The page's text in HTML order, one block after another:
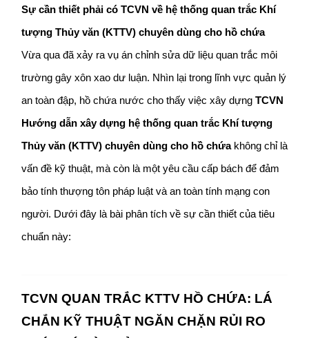
Sự cần thiết phải có TCVN về hệ thống quan trắc Khí
tượng Thủy văn (KTTV) chuyên dùng cho hồ chứa
Vừa qua đã xảy ra vụ án chỉnh sửa dữ liệu quan trắc môi
trường gây xôn xao dư luận. Nhìn lại trong lĩnh vực quản lý
an toàn đập, hồ chứa nước cho thấy việc xây dựng TCVN
Hướng dẫn xây dựng hệ thống quan trắc Khí tượng
Thủy văn (KTTV) chuyên dùng cho hồ chứa không chỉ là
vấn đề kỹ thuật, mà còn là một yêu cầu cấp bách để đảm
bảo tính thượng tôn pháp luật và an toàn tính mạng con
người. Dưới đây là bài phân tích về sự cần thiết của tiêu
chuẩn này:
TCVN QUAN TRẮC KTTV HỒ CHỨA: LÁ
CHẮN KỸ THUẬT NGĂN CHẶN RỦI RO